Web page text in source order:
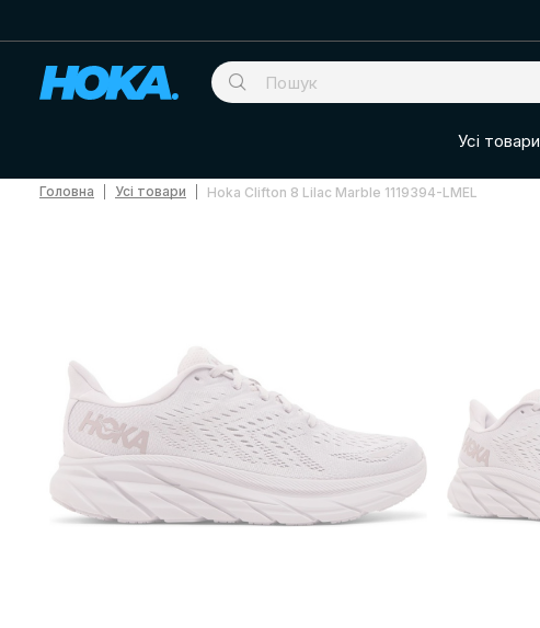
Усі товари
Головна Усі товари Hoka Clifton 8 Lilac Marble 1119394-LMEL